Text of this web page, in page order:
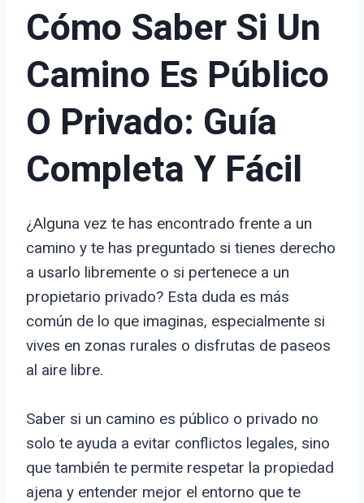
Cómo Saber Si Un
Camino Es Público
O Privado: Guía
Completa Y Fácil
¿Alguna vez te has encontrado frente a un
camino y te has preguntado si tienes derecho
a usarlo libremente o si pertenece a un
propietario privado? Esta duda es más
común de lo que imaginas, especialmente si
vives en zonas rurales o disfrutas de paseos
al aire libre.
Saber si un camino es público o privado no
solo te ayuda a evitar conflictos legales, sino
que también te permite respetar la propiedad
ajena y entender mejor el entorno que te